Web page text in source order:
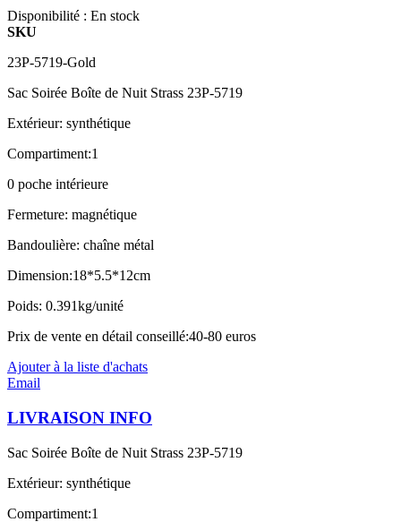
Disponibilité : En stock
SKU
23P-5719-Gold
Sac Soirée Boîte de Nuit Strass 23P-5719
Extérieur: synthétique
Compartiment:1
0 poche intérieure
Fermeture: magnétique
Bandoulière: chaîne métal
Dimension:18*5.5*12cm
Poids: 0.391kg/unité
Prix de vente en détail conseillé:40-80 euros
Ajouter à la liste d'achats
Email
LIVRAISON INFO
Sac Soirée Boîte de Nuit Strass 23P-5719
Extérieur: synthétique
Compartiment:1